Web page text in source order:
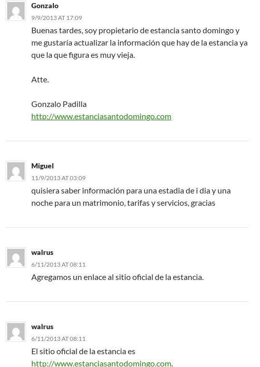
Gonzalo
9/9/2013 AT 17:09
Buenas tardes, soy propietario de estancia santo domingo y
me gustaría actualizar la información que hay de la estancia ya
que la que figura es muy vieja.
Atte.
Gonzalo Padilla
http://www.estanciasantodomingo.com
Miguel
11/9/2013 AT 03:09
quisiera saber información para una estadia de i dia y una
noche para un matrimonio, tarifas y servicios, gracias
walrus
6/11/2013 AT 08:11
Agregamos un enlace al sitio oficial de la estancia.
walrus
6/11/2013 AT 08:11
El sitio oficial de la estancia es
http://www.estanciasantodomingo.com.